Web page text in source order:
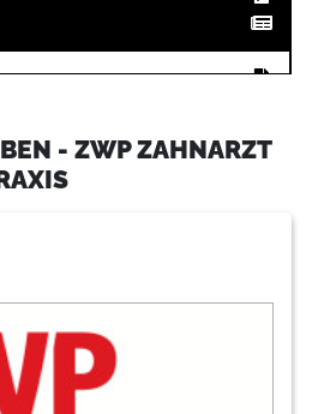
- ZWP ZAHNARZT